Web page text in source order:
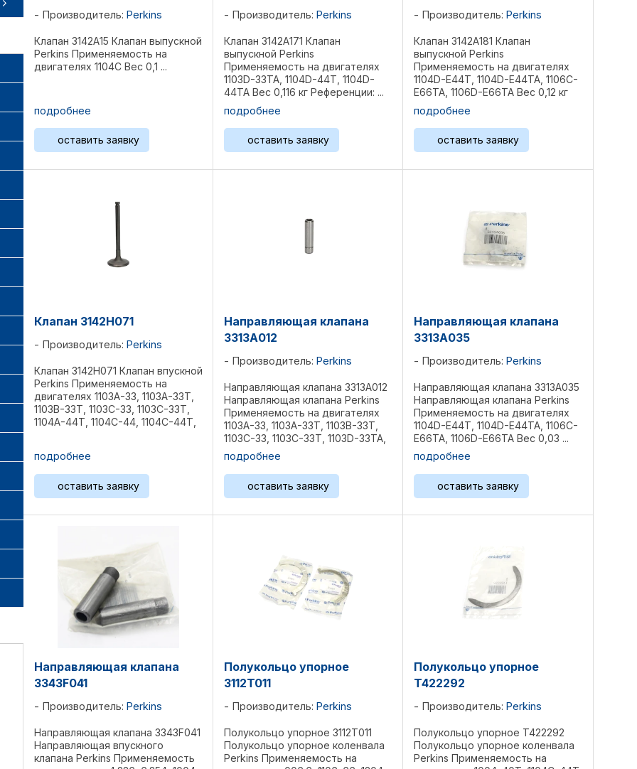
Производитель: Perkins
Клапан 3142A15 Клапан выпускной
Perkins Применяемость на
двигателях 1104C Вес 0,1 ...
подробнее
оставить заявку
Производитель: Perkins
Клапан 3142A171 Клапан
выпускной Perkins
Применяемость на двигателях
1103D-33TA, 1104D-44T, 1104D-
44TA Вес 0,116 кг Референции: ...
подробнее
оставить заявку
Производитель: Perkins
Клапан 3142A181 Клапан
выпускной Perkins
Применяемость на двигателях
1104D-E44T, 1104D-E44TA, 1106C-
E66TA, 1106D-E66TA Вес 0,12 кг
Референции: 339-9637, ...
подробнее
оставить заявку
Клапан 3142H071
Производитель: Perkins
Клапан 3142H071 Клапан впускной
Perkins Применяемость на
двигателях 1103A-33, 1103A-33T,
1103B-33Т, 1103С-33, 1103С-33Т,
1104A-44T, 1104C-44, 1104C-44T,
подробнее
оставить заявку
Направляющая клапана
3313A012
Производитель: Perkins
Направляющая клапана 3313A012
Направляющая клапана Perkins
Применяемость на двигателях
1103A-33, 1103A-33T, 1103B-33Т,
1103С-33, 1103С-33Т, 1103D-33TA,
1004-40Т, 1104A-44T, 1104C-44,
1104C-44T, 1104C-44TA, 1104C-
E44TA, 1104D-44T, 1104D-44TA, ...
подробнее
оставить заявку
Направляющая клапана
3313A035
Производитель: Perkins
Направляющая клапана 3313A035
Направляющая клапана Perkins
Применяемость на двигателях
1104D-E44T, 1104D-E44TA, 1106C-
E66TA, 1106D-E66TA Вес 0,03 ...
подробнее
оставить заявку
Направляющая клапана
3343F041
Производитель: Perkins
Направляющая клапана 3343F041
Направляющая впускного
клапана Perkins Применяемость
Полукольцо упорное
3112T011
Производитель: Perkins
Полукольцо упорное 3112T011
Полукольцо упорное коленвала
Perkins Применяемость на
Полукольцо упорное
T422292
Производитель: Perkins
Полукольцо упорное T422292
Полукольцо упорное коленвала
Perkins Применяемость на